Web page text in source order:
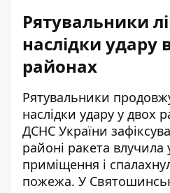
Рятувальники
наслідки удару
районах
Рятувальники
наслідки удару у двох
ДСНС України
районі ракета влучила
приміщення і
пожежа. У